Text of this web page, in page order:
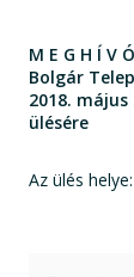
M E G H Í V
Bolgár
2018.
ülésére
Az ülés